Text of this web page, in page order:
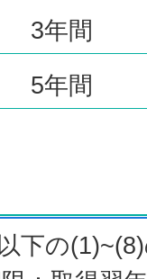
3年間
5年間
下の